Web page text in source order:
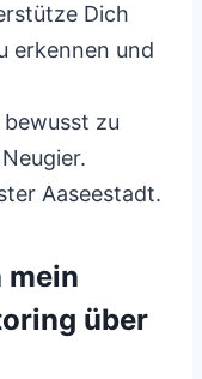
Dich
erkennen und
bewusst zu
Aaseestadt.
mein
über